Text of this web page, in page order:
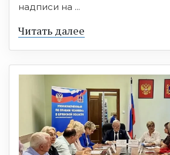
надписи на ...
Читать далее